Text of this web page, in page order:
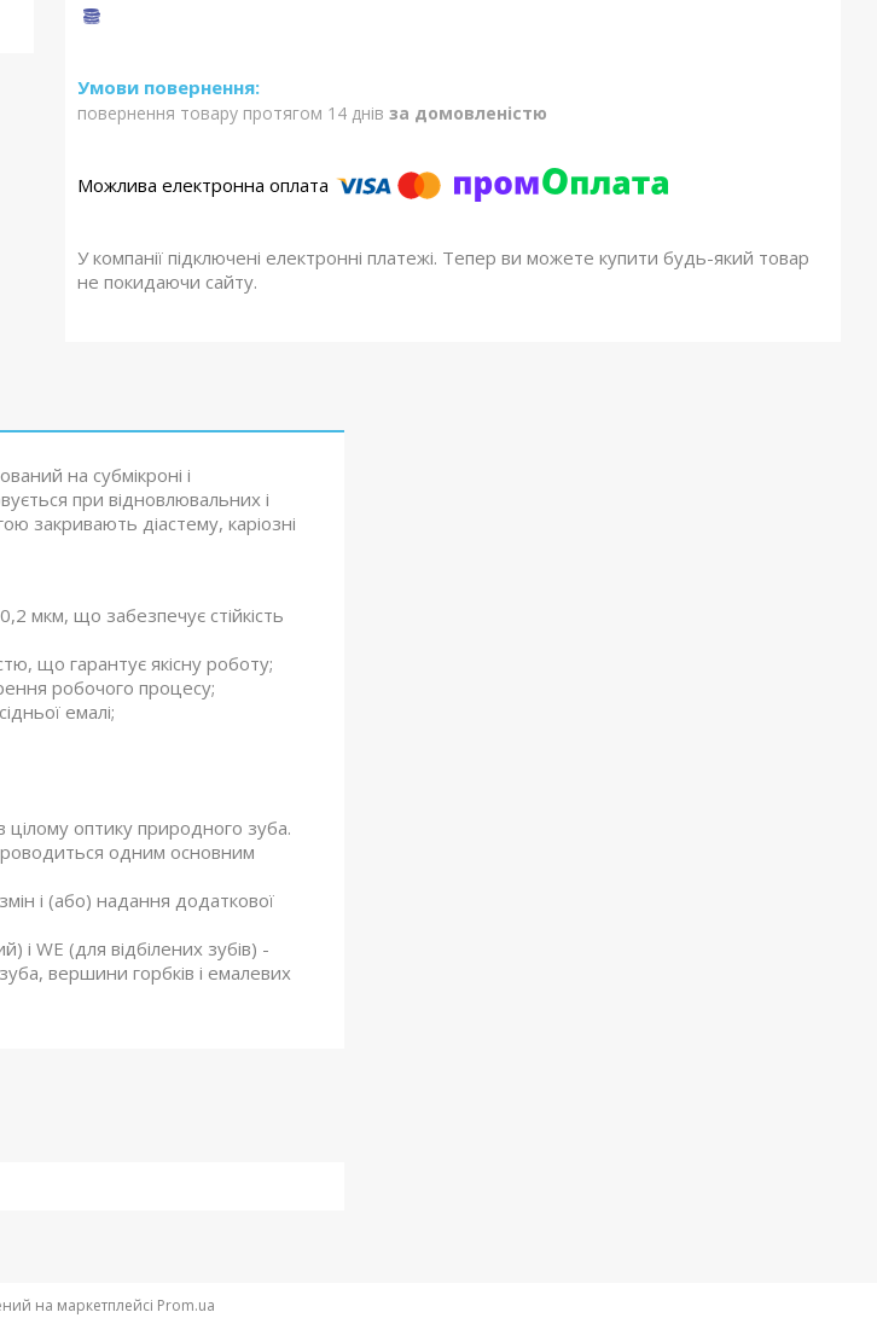
повернення товару протягом 14 днів за домовленістю
У компанії підключені електронні платежі. Тепер ви можете купити будь-який товар
не покидаючи сайту.
на субмікроні і
при відновлювальних і
закривають діастему, каріозні
мкм, що забезпечує стійкість
що гарантує якісну роботу;
робочого процесу;
емалі;
цілому оптику природного зуба.
одним основним
і (або) надання додаткової
WE (для відбілених зубів) -
вершини горбків і емалевих
на маркетплейсі Prom.ua